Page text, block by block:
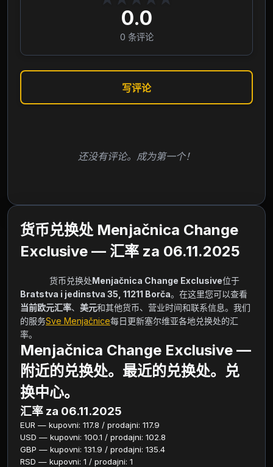
0.0
0 条评论
写评论
还没有评论。成为第一个！
货币兑换处 Menjačnica Change
Exclusive — 汇率 za 06.11.2025
            货币兑换处
Menjačnica Change Exclusive位于
Bratstva i jedinstva 35, 11211 Borča。在这里您可以查看
当前欧元汇率、 美元和其他货币、营业时间和联系信息。我们
的服务Sve Menjačnice每日更新塞尔维亚各地兑换处的汇
率。
Menjačnica Change Exclusive —
附近的兑换处。最近的兑换处。兑
换中心。
汇率 za 06.11.2025
EUR — kupovni: 117.8 / prodajni: 117.9
USD — kupovni: 100.1 / prodajni: 102.8
GBP — kupovni: 131.9 / prodajni: 135.4
RSD — kupovni: 1 / prodajni: 1